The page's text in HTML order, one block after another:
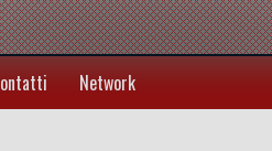
Network